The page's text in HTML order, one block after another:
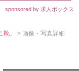
sponsored by 求人ボックス
靴」> 画像・写真詳細